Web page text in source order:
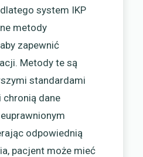
system IKP
metody
zapewnić
Metody te są
standardami
chronią dane
odpowiednią
pacjent może mieć